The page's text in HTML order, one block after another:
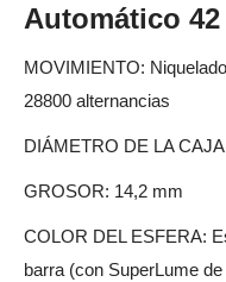
Automático 42
MOVIMIENTO:
28800 alternancias
DIÁMETRO DE LA
GROSOR: 14,2 mm
COLOR DEL ESFERA:
barra (con SuperLume